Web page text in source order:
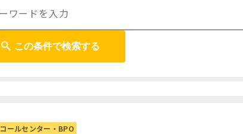
この条件で検索する
コールセンター・BPO